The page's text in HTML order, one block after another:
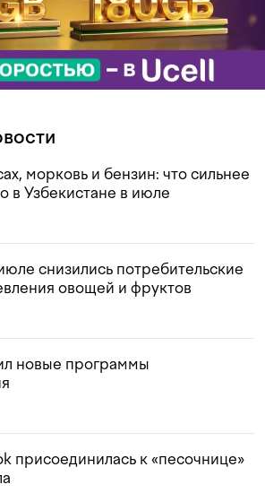
морковь и бензин: что сильнее
в Узбекистане в июле
снизились потребительские
овощей и фруктов
новые программы
присоединилась к «песочнице»